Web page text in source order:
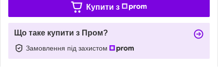
Купити з
Що таке купити з Пром?
Замовлення під захистом